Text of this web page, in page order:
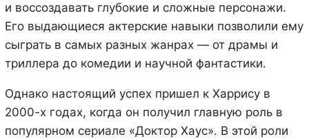
и воссоздавать глубокие и сложные персонажи.
Его выдающиеся актерские навыки позволили ему
сыграть в самых разных жанрах — от драмы и
триллера до комедии и научной фантастики.
Однако настоящий успех пришел к Харрису в
2000-х годах, когда он получил главную роль в
популярном сериале «Доктор Хаус». В этой роли